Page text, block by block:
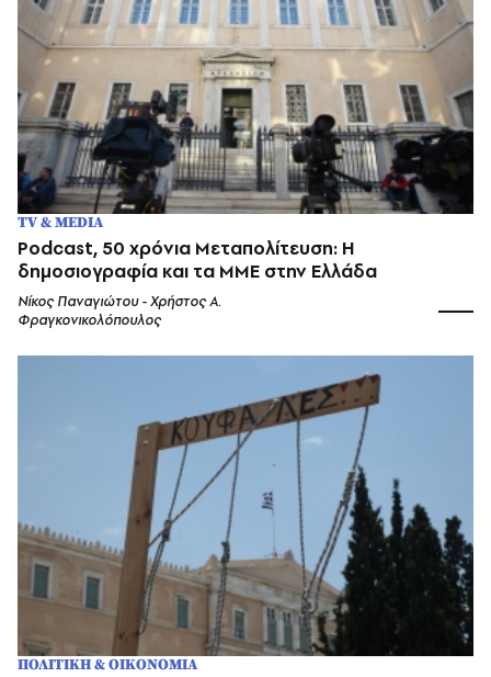
TV & MEDIA
Podcast, 50 χρόνια Μεταπολίτευση: Η
δημοσιογραφία και τα ΜΜΕ στην Ελλάδα
Νίκος Παναγιώτου - Χρήστος Α.
Φραγκονικολόπουλος
ΠΟΛΙΤΙΚΗ & ΟΙΚΟΝΟΜΙΑ